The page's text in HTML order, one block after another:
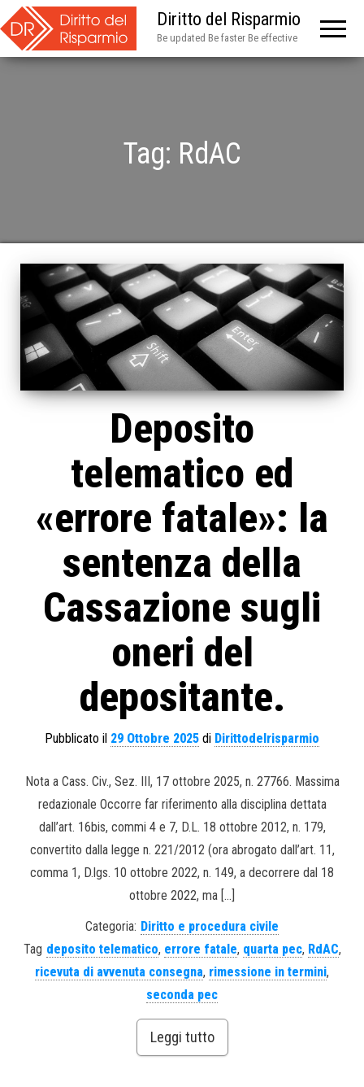
Diritto del Risparmio
Be updated Be faster Be effective
Tag: RdAC
Deposito
telematico ed
«errore fatale»: la
sentenza della
Cassazione sugli
oneri del
depositante.
Pubblicato il 29 Ottobre 2025 di Dirittodelrisparmio
Nota a Cass. Civ., Sez. III, 17 ottobre 2025, n. 27766. Massima
redazionale Occorre far riferimento alla disciplina dettata
dall’art. 16bis, commi 4 e 7, D.L. 18 ottobre 2012, n. 179,
convertito dalla legge n. 221/2012 (ora abrogato dall’art. 11,
comma 1, D.lgs. 10 ottobre 2022, n. 149, a decorrere dal 18
ottobre 2022, ma […]
Categoria: Diritto e procedura civile
Tag deposito telematico, errore fatale, quarta pec, RdAC,
ricevuta di avvenuta consegna, rimessione in termini,
seconda pec
Leggi tutto